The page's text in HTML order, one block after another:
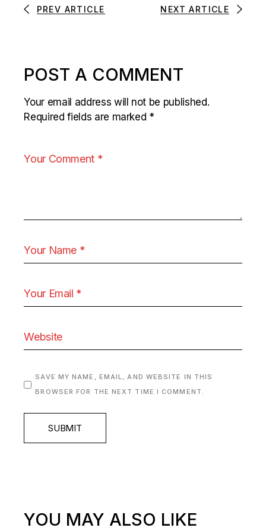
PREV ARTICLE NEXT ARTICLE
POST A COMMENT
Your email address will not be published.
Required fields are marked *
SAVE MY NAME, EMAIL, AND WEBSITE IN THIS
BROWSER FOR THE NEXT TIME I COMMENT.
SUBMIT
YOU MAY ALSO LIKE